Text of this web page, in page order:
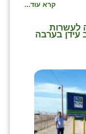
קרא עוד...
לעשרות
עידן בערבה